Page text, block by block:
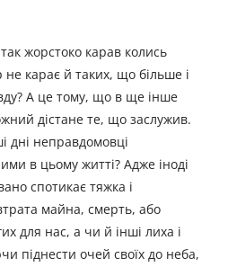
жорстоко карав колись
карає й таких, що більше і
А це тому, що в ще інше
дістане те, що заслужив.
дні неправдомовці
в цьому житті? Адже іноді
спотикає тяжка і
майна, смерть, або
для нас, а чи й інші лиха і
піднести очей своїх до неба,